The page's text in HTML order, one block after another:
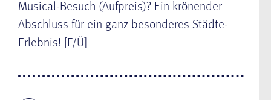
Musical-Besuch (Aufpreis)? Ein krönender
Abschluss für ein ganz besonderes Städte-
Erlebnis! [F/Ü]